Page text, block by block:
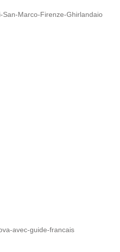
Marco-Firenze-Ghirlandaio
avec-guide-francais